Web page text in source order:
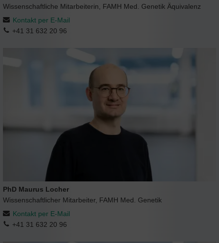
Wissenschaftliche Mitarbeiterin, FAMH Med. Genetik Äquivalenz
Kontakt per E-Mail
+41 31 632 20 96
PhD Maurus Locher
Wissenschaftlicher Mitarbeiter, FAMH Med. Genetik
Kontakt per E-Mail
+41 31 632 20 96